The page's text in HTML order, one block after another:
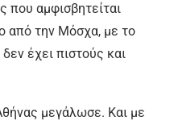
που αμφισβητείται
από την Μόσχα, με το
έχει πιστούς και
μεγάλωσε. Και με